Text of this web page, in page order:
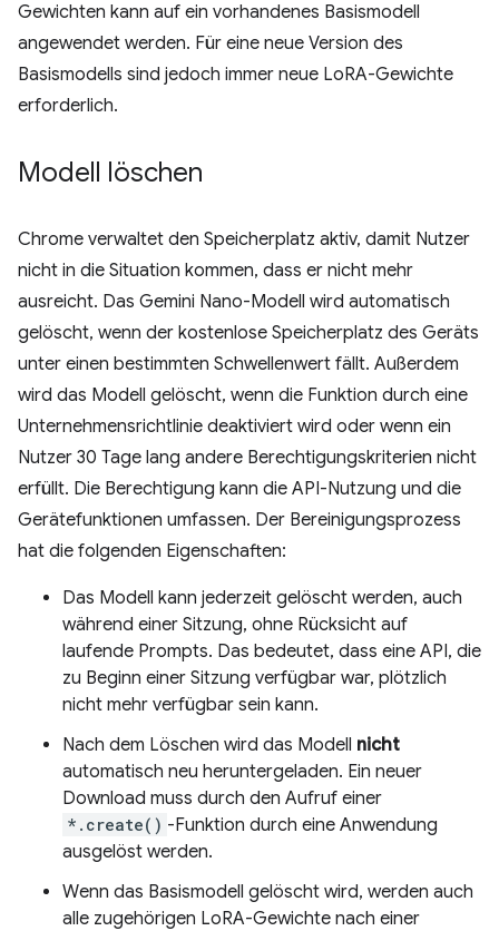
Gewichten kann auf ein vorhandenes Basismodell
angewendet werden. Für eine neue Version des
Basismodells sind jedoch immer neue LoRA-Gewichte
erforderlich.
Modell löschen
Chrome verwaltet den Speicherplatz aktiv, damit Nutzer
nicht in die Situation kommen, dass er nicht mehr
ausreicht. Das Gemini Nano-Modell wird automatisch
gelöscht, wenn der kostenlose Speicherplatz des Geräts
unter einen bestimmten Schwellenwert fällt. Außerdem
wird das Modell gelöscht, wenn die Funktion durch eine
Unternehmensrichtlinie deaktiviert wird oder wenn ein
Nutzer 30 Tage lang andere Berechtigungskriterien nicht
erfüllt. Die Berechtigung kann die API-Nutzung und die
Gerätefunktionen umfassen. Der Bereinigungsprozess
hat die folgenden Eigenschaften:
Das Modell kann jederzeit gelöscht werden, auch
während einer Sitzung, ohne Rücksicht auf
laufende Prompts. Das bedeutet, dass eine API, die
zu Beginn einer Sitzung verfügbar war, plötzlich
nicht mehr verfügbar sein kann.
Nach dem Löschen wird das Modell nicht
automatisch neu heruntergeladen. Ein neuer
Download muss durch den Aufruf einer
*.create() -Funktion durch eine Anwendung
ausgelöst werden.
Wenn das Basismodell gelöscht wird, werden auch
alle zugehörigen LoRA-Gewichte nach einer